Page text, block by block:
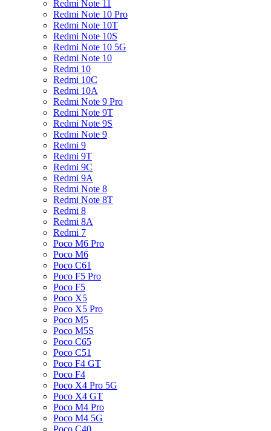
Redmi Note 11
Redmi Note 10 Pro
Redmi Note 10T
Redmi Note 10S
Redmi Note 10 5G
Redmi Note 10
Redmi 10
Redmi 10C
Redmi 10A
Redmi Note 9 Pro
Redmi Note 9T
Redmi Note 9S
Redmi Note 9
Redmi 9
Redmi 9T
Redmi 9C
Redmi 9A
Redmi Note 8
Redmi Note 8T
Redmi 8
Redmi 8A
Redmi 7
Poco M6 Pro
Poco M6
Poco C61
Poco F5 Pro
Poco F5
Poco X5
Poco X5 Pro
Poco M5
Poco M5S
Poco C65
Poco C51
Poco F4 GT
Poco F4
Poco X4 Pro 5G
Poco X4 GT
Poco M4 Pro
Poco M4 5G
Poco C40